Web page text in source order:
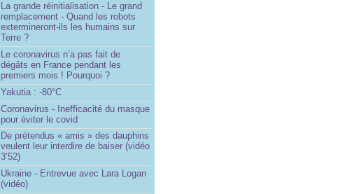
La grande réinitialisation - Le grand
remplacement - Quand les robots
extermineront-ils les humains sur
Terre ?
Le coronavirus n’a pas fait de
dégâts en France pendant les
premiers mois ! Pourquoi ?
Yakutia : -80°C
Coronavirus - Inefficacité du masque
pour éviter le covid
De prétendus « amis » des dauphins
veulent leur interdire de baiser (vidéo
3’52)
Ukraine - Entrevue avec Lara Logan
(vidéo)